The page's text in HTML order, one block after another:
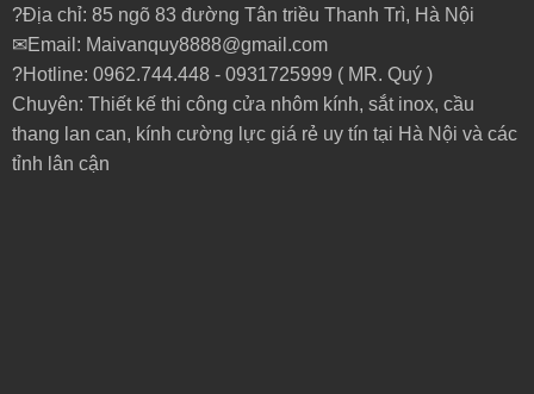
?Địa chỉ: 85 ngõ 83 đường Tân triều Thanh Trì, Hà Nội
✉Email: Maivanquy8888@gmail.com
?Hotline: 0962.744.448 - 0931725999 ( MR. Quý )
Chuyên: Thiết kế thi công cửa nhôm kính, sắt inox, cầu
thang lan can, kính cường lực giá rẻ uy tín tại Hà Nội và các
tỉnh lân cận